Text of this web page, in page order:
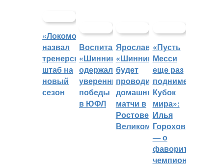
«Локомотив»
назвал
тренерский
штаб на
новый
сезон
Воспитанники
«Шинника»
одержали
уверенные
победы
в ЮФЛ
Ярославский
«Шинник»
будет
проводить
домашние
матчи в
Ростове
Великом
«Пусть
Месси
еще раз
поднимет
Кубок
мира»:
Илья
Горохов
— о
фаворитах
чемпионата